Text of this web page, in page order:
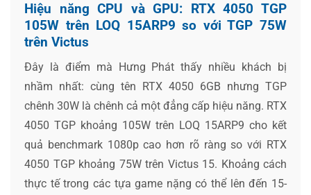
Hiệu năng CPU và GPU: RTX 4050 TGP
105W trên LOQ 15ARP9 so với TGP 75W
trên Victus
Đây là điểm mà Hưng Phát thấy nhiều khách bị
nhầm nhất: cùng tên RTX 4050 6GB nhưng TGP
chênh 30W là chênh cả một đẳng cấp hiệu năng. RTX
4050 TGP khoảng 105W trên LOQ 15ARP9 cho kết
quả benchmark 1080p cao hơn rõ ràng so với RTX
4050 TGP khoảng 75W trên Victus 15. Khoảng cách
thực tế trong các tựa game nặng có thể lên đến 15-